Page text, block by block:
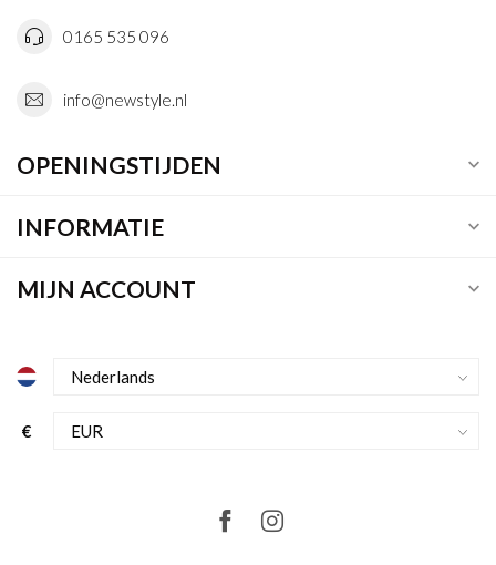
0165 535 096
info@newstyle.nl
OPENINGSTIJDEN
INFORMATIE
MIJN ACCOUNT
€